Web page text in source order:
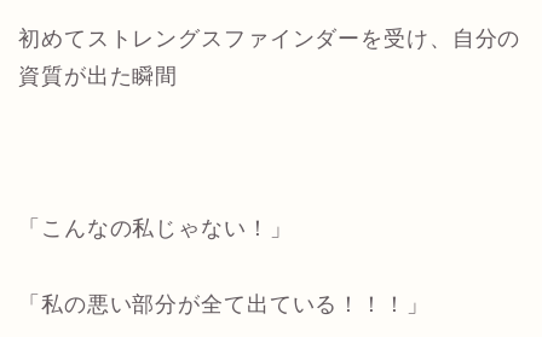
初めてストレングスファインダーを受け、
自分の
資質が出た瞬間
「こんなの私じゃない！」
「私の悪い部分が全て出ている！！！」